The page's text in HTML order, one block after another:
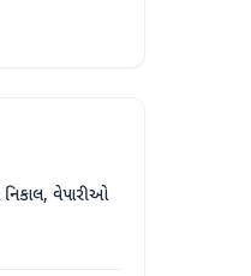
પર
નિકાલ, વેપારીઓ